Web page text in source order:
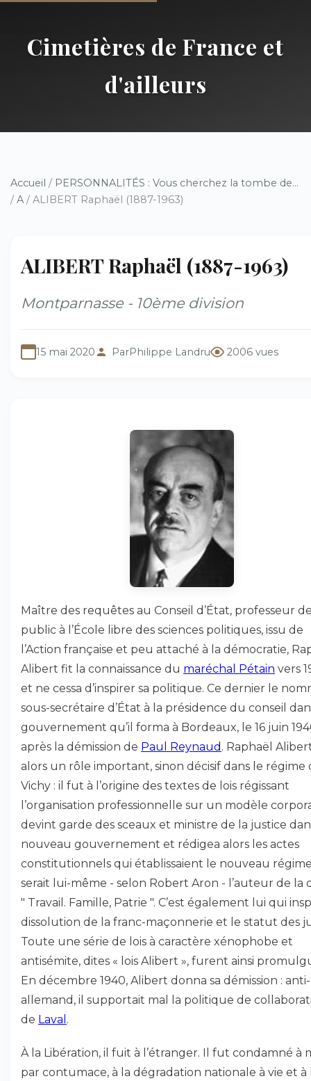
Cimetières de France et
d'ailleurs
Accueil / PERSONNALITÉS : Vous cherchez la tombe de...
/ A / ALIBERT Raphaël (1887-1963)
ALIBERT Raphaël (1887-1963)
Montparnasse - 10ème division
15 mai 2020 ParPhilippe Landru 2006 vues
Maître des requêtes au Conseil d’État, professeur
public à l’École libre des sciences politiques, issu de
l’Action française et peu attaché à la démocratie,
Alibert fit la connaissance du maréchal Pétain vers
et ne cessa d’inspirer sa politique. Ce dernier le
sous-secrétaire d’État à la présidence du conseil
gouvernement qu’il forma à Bordeaux, le 16 juin
après la démission de Paul Reynaud . Raphaël
alors un rôle important, sinon décisif dans le régime
Vichy : il fut à l’origine des textes de lois régissant
l’organisation professionnelle sur un modèle
devint garde des sceaux et ministre de la justice
nouveau gouvernement et rédigea alors les actes
constitutionnels qui établissaient le nouveau
serait lui-même - selon Robert Aron - l’auteur de la
" Travail. Famille, Patrie ". C’est également lui qui
dissolution de la franc-maçonnerie et le statut des
Toute une série de lois à caractère xénophobe et
antisémite, dites « lois Alibert », furent ainsi
En décembre 1940, Alibert donna sa démission : anti-
allemand, il supportait mal la politique de
de Laval .
À la Libération, il fuit à l’étranger. Il fut condamné à
par contumace, à la dégradation nationale à vie et à